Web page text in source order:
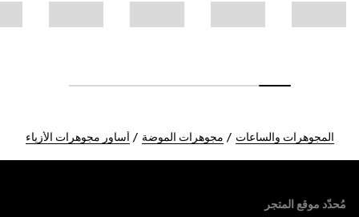
المجوهرات والساعات مجوهرات الموضة أساور مجوهرات الأزياء
مُحدّد موقع المتجر